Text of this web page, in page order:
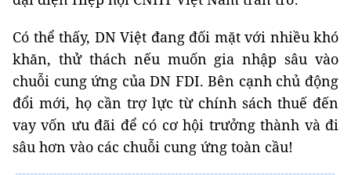
Có thể thấy, DN Việt đang đối mặt với nhiều khó
khăn, thử thách nếu muốn gia nhập sâu vào
chuỗi cung ứng của DN FDI. Bên cạnh chủ động
đổi mới, họ cần trợ lực từ chính sách thuế đến
vay vốn ưu đãi để có cơ hội trưởng thành và đi
sâu hơn vào các chuỗi cung ứng toàn cầu!